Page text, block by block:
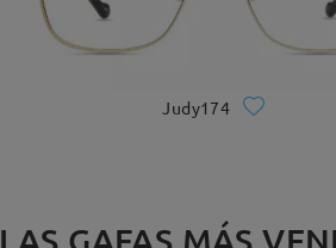
Judy174
LAS GAFAS MÁS